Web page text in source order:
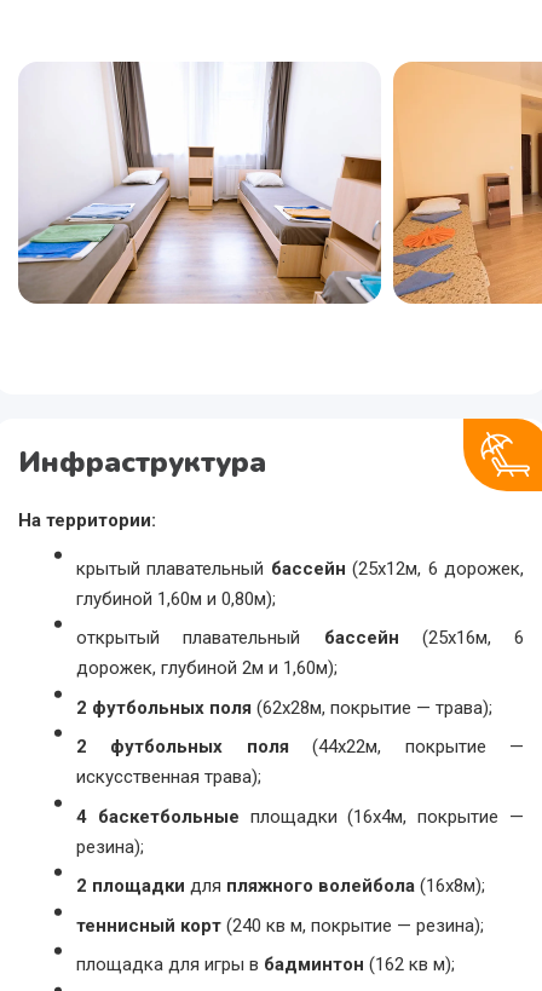
Инфраструктура
На территории:
крытый плавательный бассейн (25х12м, 6 дорожек,
глубиной 1,60м и 0,80м);
открытый плавательный
бассейн
(25х16м, 6
дорожек, глубиной 2м и 1,60м);
2 футбольных поля (62х28м, покрытие — трава);
2 футбольных поля
(44х22м, покрытие —
искусственная трава);
4 баскетбольные площадки (16х4м, покрытие —
резина);
2 площадки для пляжного волейбола (16х8м);
теннисный корт (240 кв м, покрытие — резина);
площадка для игры в бадминтон (162 кв м);